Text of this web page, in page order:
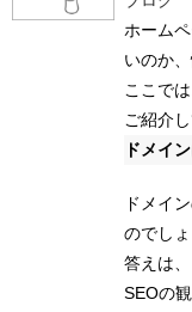
ホーム
いのか
ここで
ご紹介
ドメイ
ドメイ
のでしょ
答えは、
SEOの